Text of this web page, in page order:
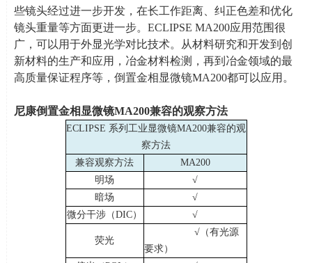
些镜头经过进一步开发，在长工作距离、纠正色差和优化
镜头重量等方面更进一步。 ECLIPSE MA200应用范围很
广，可以用于外显光学对比技术。从材料研究和开发到创
新材料的生产和应用，冶金材料检测，再到冶金领域的最
高质量保证程序等，倒置金相显微镜MA200都可以应用。
尼康倒置金相显微镜MA200兼容的观察方法
ECLIPSE 系列工业显微镜MA200兼容的观
察方法
兼容观察方法
MA200
明场
√
暗场
√
微分干涉（DIC） √
荧光
√（有光源
要求）